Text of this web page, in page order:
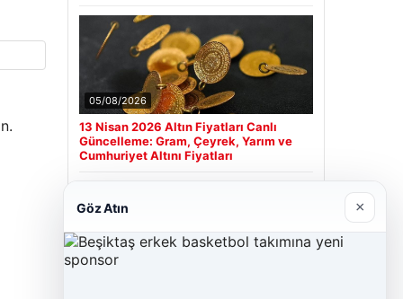
05/08/2026
13 Nisan 2026 Altın Fiyatları Canlı
Güncelleme: Gram, Çeyrek, Yarım ve
Cumhuriyet Altını Fiyatları
Son Eklenen Firmalar
Cengiz Sigorta
Göz Atın ×